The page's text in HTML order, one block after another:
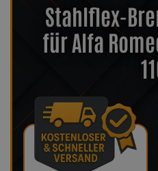
Stahlflex-
für Alfa